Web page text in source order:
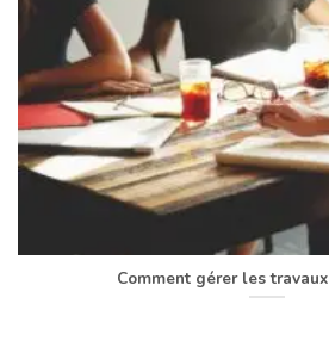
Comment gérer les travaux